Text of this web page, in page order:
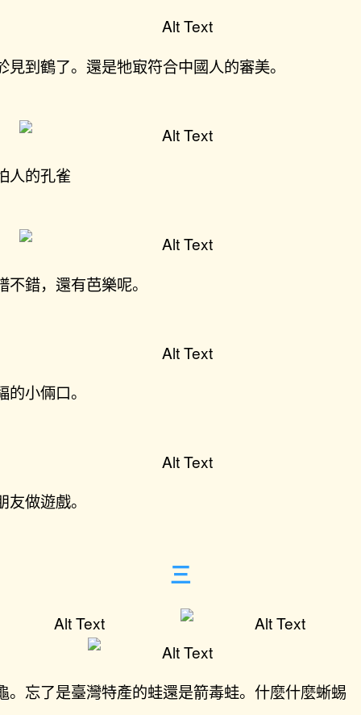
見到鶴了。還是牠㝡符合中國人的審美。
人的孔雀
不錯，還有芭樂呢。
的小倆口。
友做遊戲。
。忘了是臺灣特產的蛙還是箭毒蛙。什麼什麼蜥蜴